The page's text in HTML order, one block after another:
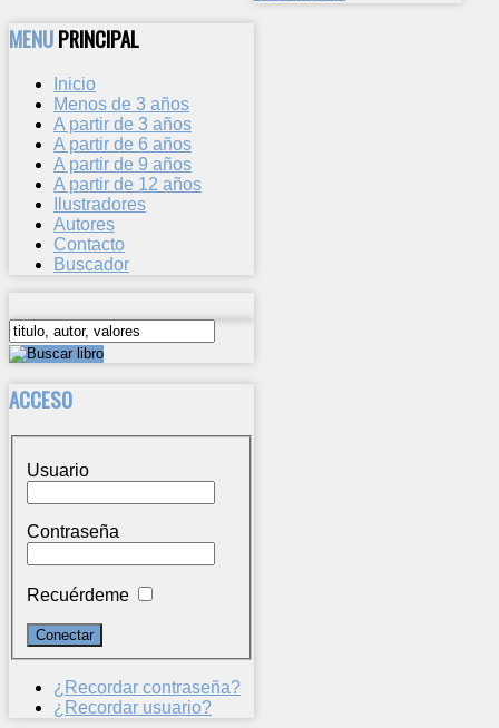
MENUPRINCIPAL
Inicio
Menos de 3 años
A partir de 3 años
A partir de 6 años
A partir de 9 años
A partir de 12 años
Ilustradores
Autores
Contacto
Buscador
ACCESO
Usuario
Contraseña
Recuérdeme
¿Recordar contraseña?
¿Recordar usuario?